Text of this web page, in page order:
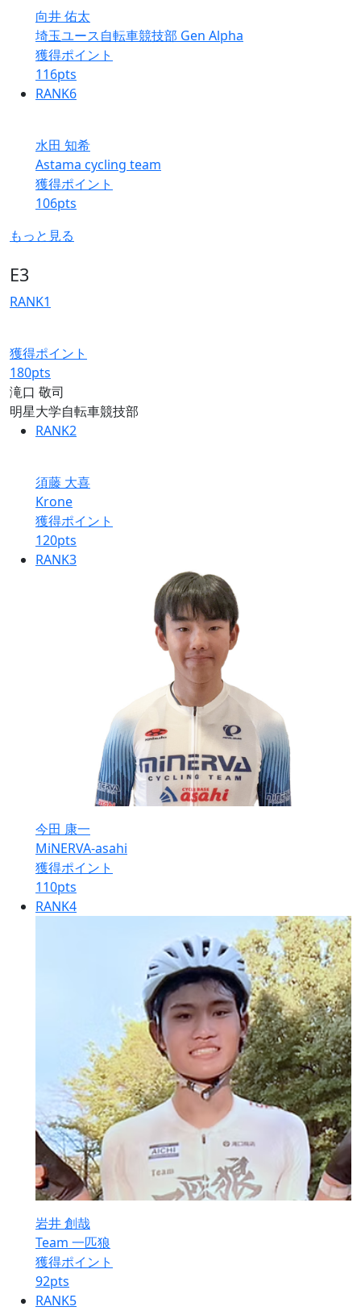
向井 佑太
埼玉ユース自転車競技部 Gen Alpha
獲得ポイント
116pts
RANK6
水田 知希
Astama cycling team
獲得ポイント
106pts
もっと見る
E3
RANK1
獲得ポイント
180pts
滝口 敬司
明星大学自転車競技部
RANK2
須藤 大喜
Krone
獲得ポイント
120pts
RANK3
今田 康一
MiNERVA-asahi
獲得ポイント
110pts
RANK4
岩井 創哉
Team 一匹狼
獲得ポイント
92pts
RANK5